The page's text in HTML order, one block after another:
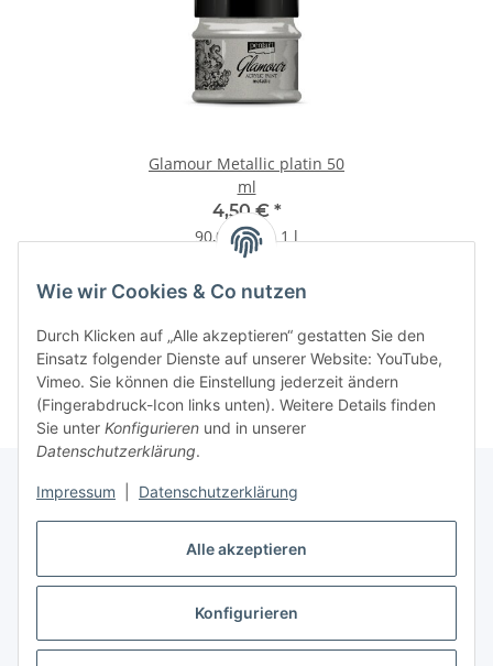
Alle akzeptieren
Konfigurieren
Wie wir Cookies & Co nutzen
Durch Klicken auf „Alle akzeptieren“ gestatten Sie den
Einsatz folgender Dienste auf unserer Website: YouTube,
Vimeo. Sie können die Einstellung jederzeit ändern
(Fingerabdruck-Icon links unten). Weitere Details finden
Sie unter Konfigurieren und in unserer
Datenschutzerklärung.
Impressum Datenschutzerklärung
Glamour Metallic platin 50
ml
4,50 € *
90,00 € pro 1 l
Kategorien
Gesetzliche Informationen
Vertrag widerrufen
* Alle Preise inkl. gesetzlicher USt., zzgl.Versand